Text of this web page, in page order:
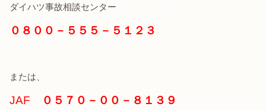
ダイハツ事故相談センター
０８００－５５５－５１２３
または、
JAF ０５７０－００－８１３９